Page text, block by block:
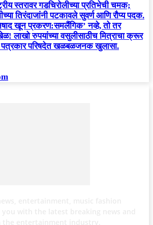
स्तरावर गडचिरोलीच्या प्रतिभेची चमक;
तिरंदाजांनी पटकावले सुवर्ण आणि रौप्य पदक.
खून प्रकरण:समलैंगिक’ नव्हे, तो तर
लाखो रुपयांच्या वसुलीसाठीच मित्राचा क्रूर
परिषदेत खळबळजनक खुलासा.